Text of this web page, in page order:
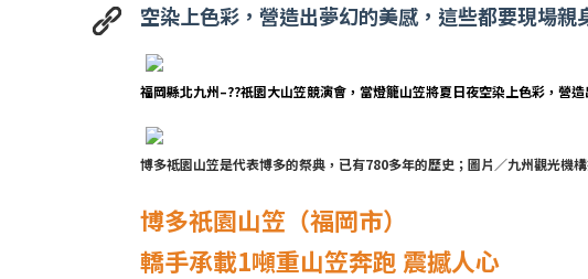
空染上色彩，營造出夢幻的美感，這些都要現場親
福岡縣北九州–??祇園大山笠競演會，當燈籠山笠將夏日夜空染上色彩，營
博多祗園山笠是代表博多的祭典，已有780多年的歷史；圖片／九州觀光機
博多祇園山笠（福岡市）
轎手承載1噸重山笠奔跑 震撼人心